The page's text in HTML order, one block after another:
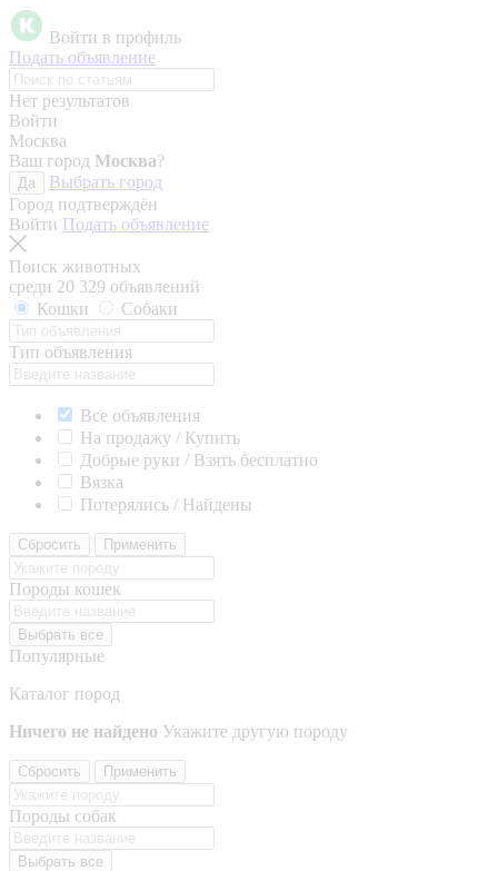
Войти в профиль
Подать объявление
Нет результатов
Войти
Москва
Ваш город Москва?
Да
Выбрать город
Город подтверждён
Войти Подать объявление
Поиск животных
среди 20 329 объявлений
Кошки
Собаки
Тип объявления
Все объявления
На продажу / Купить
Добрые руки / Взять бесплатно
Вязка
Потерялись / Найдены
Сбросить Применить
Породы кошек
Выбрать все
Популярные
Каталог пород
Ничего не найдено Укажите другую породу
Сбросить Применить
Породы собак
Выбрать все